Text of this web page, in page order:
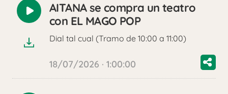
Reproducir
audio
AITANA se compra un teatro
con EL MAGO POP
Dial tal cual (Tramo de 10:00 a 11:00)
18/07/2026 · 1:00:00